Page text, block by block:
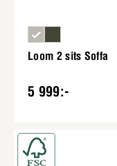
Loom 2 sits Soffa
5 999:-